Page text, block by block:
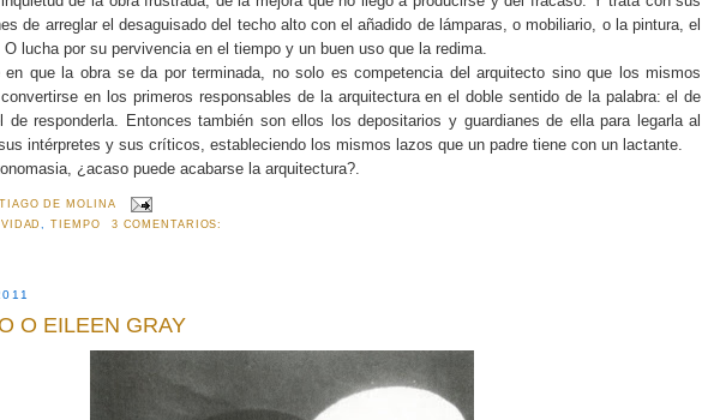
de arreglar el desaguisado del techo alto con el añadido de lámparas, o mobiliario, o la pintura, el
lucha por su pervivencia en el tiempo y un buen uso que la redima.
en que la obra se da por terminada, no solo es competencia del arquitecto sino que los mismos
en los primeros responsables de la arquitectura en el doble sentido de la palabra: el de
de responderla. Entonces también son ellos los depositarios y guardianes de ella para legarla al
intérpretes y sus críticos, estableciendo los mismos lazos que un padre tiene con un lactante.
¿acaso puede acabarse la arquitectura?.
DE MOLINA
,TIEMPO 3 COMENTARIOS:
O EILEEN GRAY